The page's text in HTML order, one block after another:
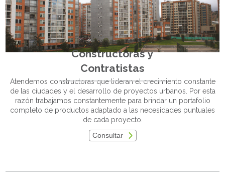
Constructoras y
Contratistas
Atendemos constructoras que lideran el crecimiento constante
de las ciudades y el desarrollo de proyectos urbanos. Por esta
razón trabajamos constantemente para brindar un portafolio
completo de productos adaptado a las necesidades puntuales
de cada proyecto.
Consultar